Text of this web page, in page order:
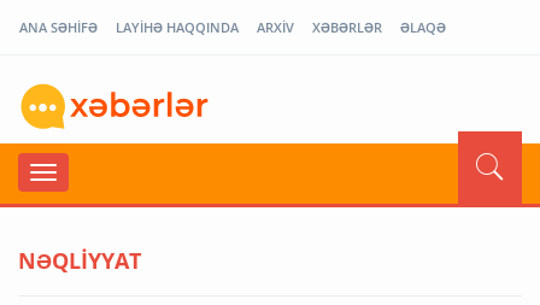
ANA SƏHİFƏ LAYİHƏ HAQQINDA ARXİV XƏBƏRLƏR ƏLAQƏ
NƏQLİYYAT